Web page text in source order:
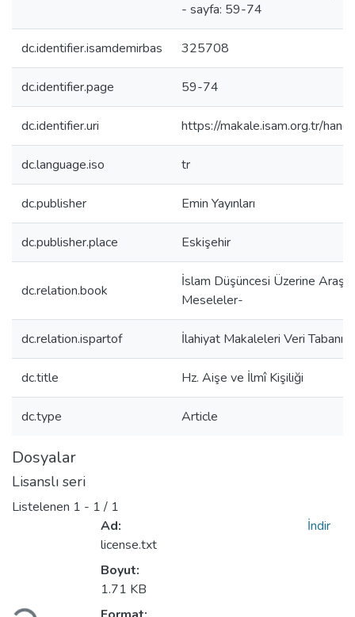
- sayfa: 59-74
dc.identifier.isamdemirbas 325708
dc.identifier.page 59-74
dc.identifier.uri https://makale.isam.org.tr/
dc.language.iso tr
dc.publisher Emin Yayınları
dc.publisher.place Eskişehir
dc.relation.book
İslam Düşüncesi Üzerine
Meseleler-
dc.relation.ispartof İlahiyat Makaleleri Veri Tabanı
dc.title Hz. Aişe ve İlmî Kişiliği
dc.type Article
Dosyalar
Lisanslı seri
Listelenen 1 - 1 / 1
Ad:
license.txt
Boyut:
1.71 KB
İndir